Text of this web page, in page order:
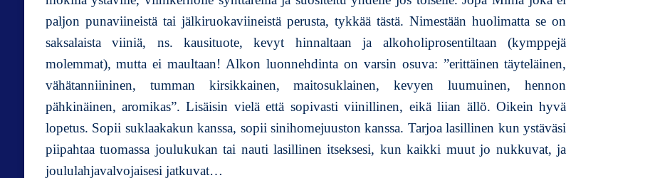
paljon punaviineistä tai jälkiruokaviineistä perusta, tykkää tästä. Nimestään huolimatta se on
saksalaista viiniä, ns. kausituote, kevyt hinnaltaan ja alkoholiprosentiltaan (kymppejä
molemmat), mutta ei maultaan! Alkon luonnehdinta on varsin osuva: ”erittäinen täyteläinen,
vähätanniininen, tumman kirsikkainen, maitosuklainen, kevyen luumuinen, hennon
pähkinäinen, aromikas”. Lisäisin vielä että sopivasti viinillinen, eikä liian ällö. Oikein hyvä
lopetus. Sopii suklaakakun kanssa, sopii sinihomejuuston kanssa. Tarjoa lasillinen kun ystäväsi
piipahtaa tuomassa joulukukan tai nauti lasillinen itseksesi, kun kaikki muut jo nukkuvat, ja
joululahjavalvojaisesi jatkuvat…